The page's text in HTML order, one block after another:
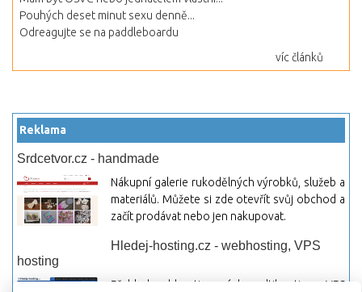
Pouhých deset minut sexu denně...
Odreagujte se na paddleboardu
víc článků
Reklama
Srdcetvor.cz - handmade
Nákupní galerie rukodělných výrobků, služeb a
materiálů. Můžete si zde otevřít svůj obchod a
začít prodávat nebo jen nakupovat.
Hledej-hosting.cz - webhosting, VPS
hosting
Přehled webhostingových, multihosting a VPS